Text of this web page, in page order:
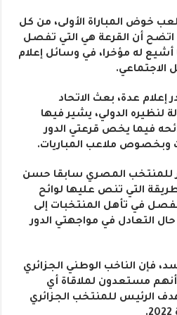
خوض المباراة الأولى، من كل
اتضح أن القرعة هي التي تفصل
له مؤخرا، في وسائل إعلام
الاجتماعي.
عدة، بعث الاتحاد
لنظيره الدولي، يشير فيها
فيما يخص قرعتي الدور
وبخصوص ملاعب المباريات.
للمنتخب المصري سابقا حسن
التي تنص عليها لوائح
للفصل في تأهل المنتخبات إلى
التعادل في مواجهتي الدور
فإن الناخب الوطني الجزائري
مستعدون لملاقاة أي
الرئيس للمنتخب الجزائري